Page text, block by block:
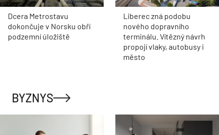
Dcera Metrostavu
dokončuje v Norsku obří
podzemní úložiště
Liberec zná podobu
nového dopravního
terminálu. Vítězný návrh
propojí vlaky, autobusy i
město
BYZNYS